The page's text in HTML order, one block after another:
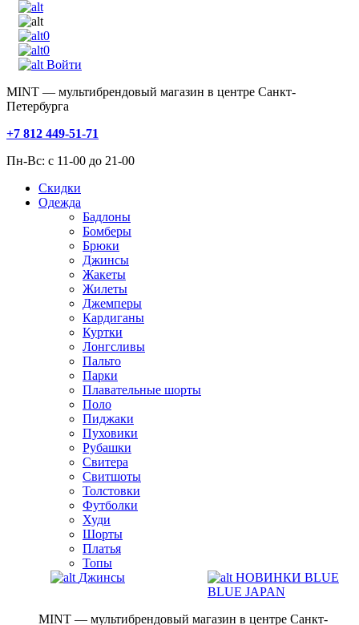
0
0
Войти
MINT — мультибрендовый магазин в центре Санкт-
Петербурга
+7 812 449-51-71
Пн-Вс: с 11-00 до 21-00
Скидки
Одежда
Бадлоны
Бомберы
Брюки
Джинсы
Жакеты
Жилеты
Джемперы
Кардиганы
Куртки
Лонгсливы
Пальто
Парки
Плавательные шорты
Поло
Пиджаки
Пуховики
Рубашки
Свитера
Свитшоты
Толстовки
Футболки
Худи
Шорты
Платья
Топы
Джинсы
НОВИНКИ BLUE
BLUE JAPAN
MINT — мультибрендовый магазин в центре Санкт-